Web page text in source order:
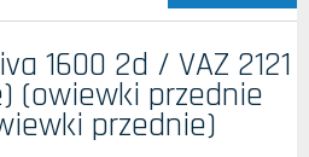
1600 2d / VAZ 2121
(owiewki przednie
przednie)